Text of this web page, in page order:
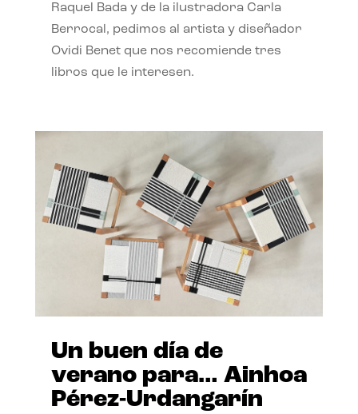
Raquel Bada y de la ilustradora Carla
Berrocal, pedimos al artista y diseñador
Ovidi Benet que nos recomiende tres
libros que le interesen.
Un buen día de
verano para… Ainhoa
Pérez-Urdangarín